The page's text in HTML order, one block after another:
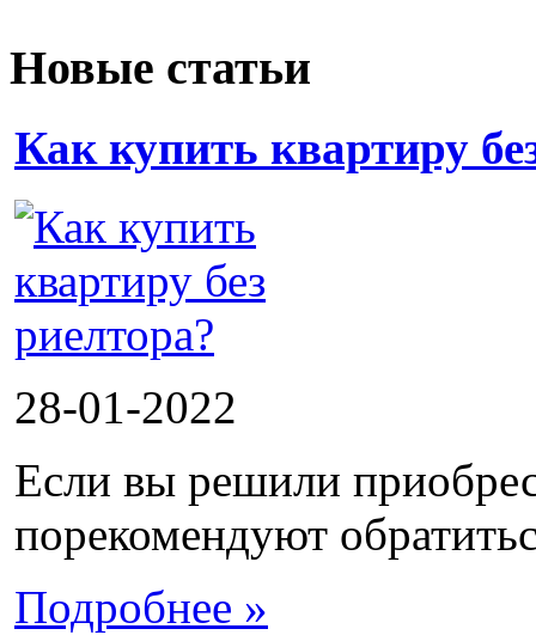
Новые статьи
Как купить квартиру
28-01-2022
Если вы решили
порекомендуют
Подробнее »